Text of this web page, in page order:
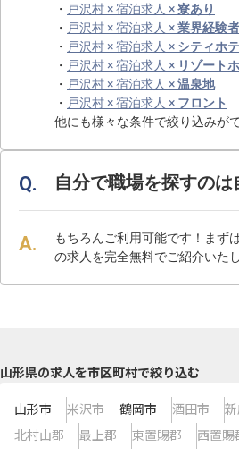
・ 戸沢村 × 宿泊求人 ×寮あり
・ 戸沢村 × 宿泊求人 ×業界経験
・ 戸沢村 × 宿泊求人 × シティホ
・ 戸沢村 × 宿泊求人 × リゾート
・ 戸沢村 × 宿泊求人 ×温泉地
・ 戸沢村 × 宿泊求人 × フロント
他にも様々な条件で絞り込みが
自分で職場を探すの
もちろんご利用可能です！まず
の求人を完全無料でご紹介いた
山形県の求人を市区町村で絞り込む
山形市 米沢市 鶴岡市 酒田市
北村山郡
最上郡 東置賜郡 西置賜